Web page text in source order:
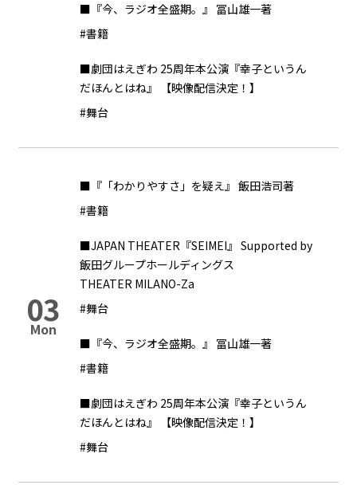
■『今、ラジオ全盛期。』 冨山雄一著
#書籍
■劇団はえぎわ 25周年本公演『幸子というん
だほんとはね』 【映像配信決定！】
#舞台
03
Mon
■『「わかりやすさ」を疑え』 飯田浩司著
#書籍
■JAPAN THEATER『SEIMEI』 Supported by
飯田グループホールディングス
THEATER MILANO-Za
#舞台
■『今、ラジオ全盛期。』 冨山雄一著
#書籍
■劇団はえぎわ 25周年本公演『幸子というん
だほんとはね』 【映像配信決定！】
#舞台